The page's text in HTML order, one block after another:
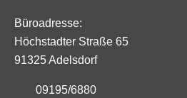
Büroadresse:
Höchstadter Straße 65
91325 Adelsdorf
09195/6880